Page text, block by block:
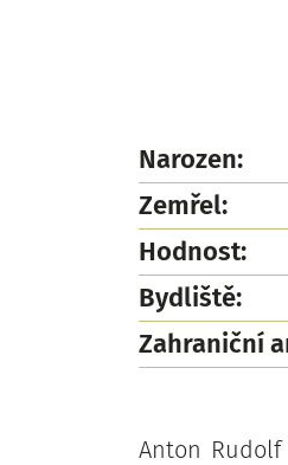
Narozen:
Zemřel:
Hodnost:
Bydliště:
Zahraniční
Anton